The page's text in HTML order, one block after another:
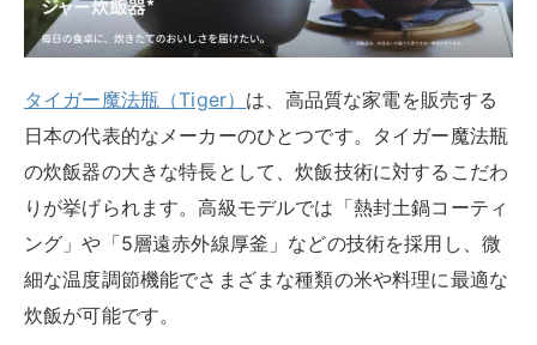
タイガー魔法瓶（Tiger） は、高品質な家電を販売する
日本の代表的なメーカーのひとつです。タイガー魔法瓶
の炊飯器の大きな特長として、炊飯技術に対するこだわ
りが挙げられます。高級モデルでは「熱封土鍋コーティ
ング」や「5層遠赤外線厚釜」などの技術を採用し、微
細な温度調節機能でさまざまな種類の米や料理に最適な
炊飯が可能です。